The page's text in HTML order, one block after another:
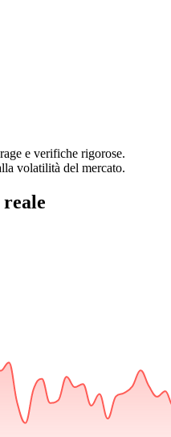
e verifiche rigorose.
volatilità del mercato.
reale